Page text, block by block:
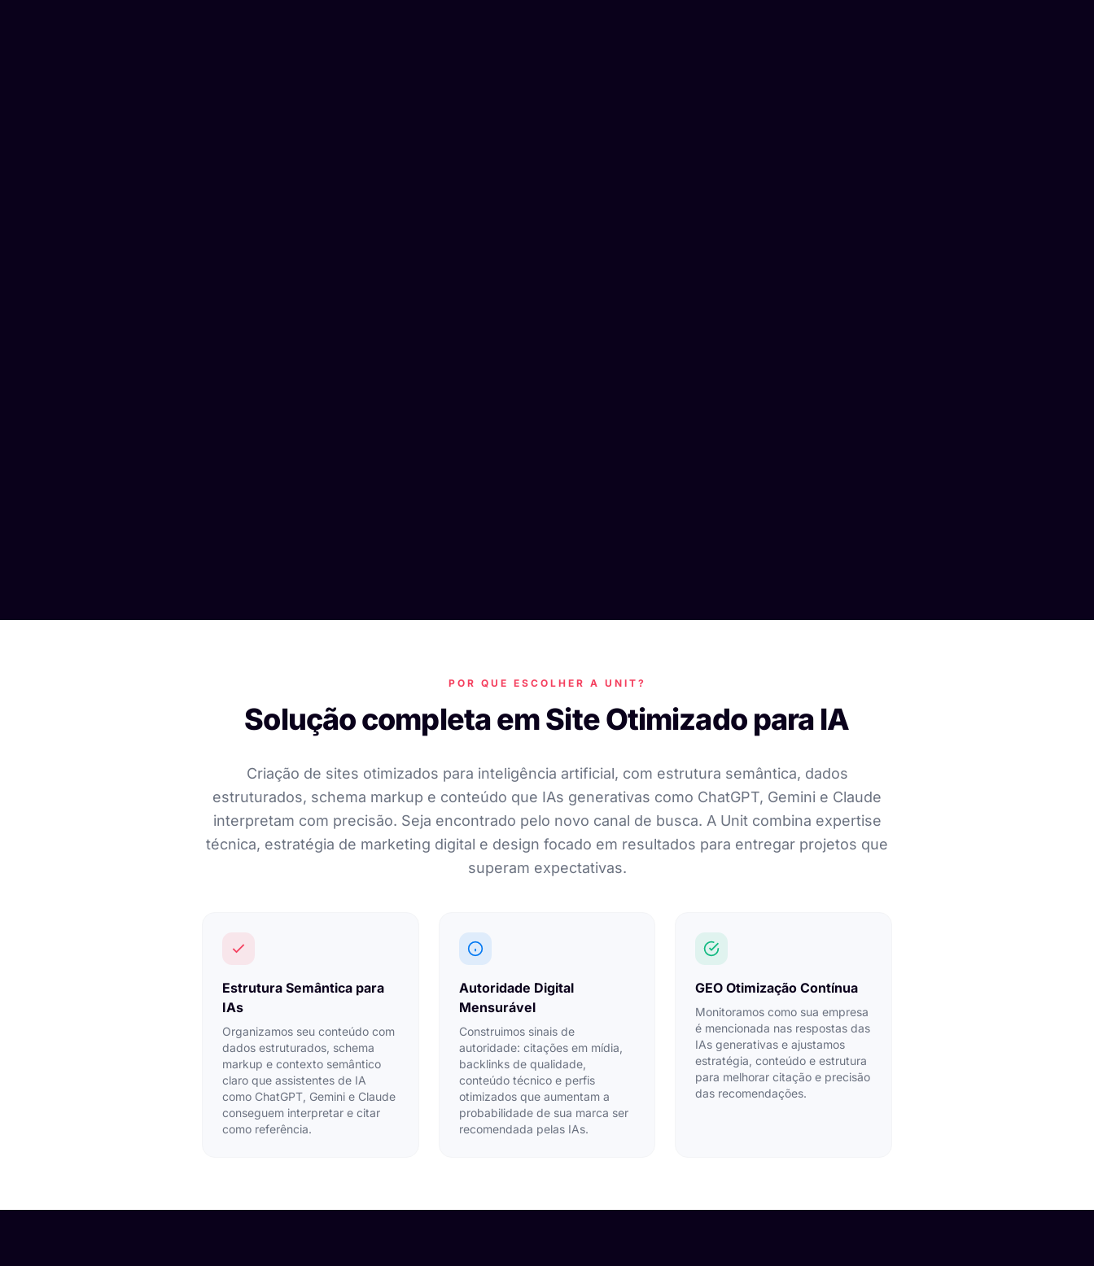
POR QUE ESCOLHER A UNIT?
Solução completa em Site Otimizado para IA
Criação de sites otimizados para inteligência artificial, com estrutura semântica, dados
estruturados, schema markup e conteúdo que IAs generativas como ChatGPT, Gemini e Claude
interpretam com precisão. Seja encontrado pelo novo canal de busca. A Unit combina expertise
técnica, estratégia de marketing digital e design focado em resultados para entregar projetos que
superam expectativas.
Estrutura Semântica para
IAs
Organizamos seu conteúdo com
dados estruturados, schema
markup e contexto semântico
claro que assistentes de IA
como ChatGPT, Gemini e Claude
conseguem interpretar e citar
como referência.
Autoridade Digital
Mensurável
Construimos sinais de
autoridade: citações em mídia,
backlinks de qualidade,
conteúdo técnico e perfis
otimizados que aumentam a
probabilidade de sua marca ser
recomendada pelas IAs.
GEO Otimização Contínua
Monitoramos como sua empresa
é mencionada nas respostas das
IAs generativas e ajustamos
estratégia, conteúdo e estrutura
para melhorar citação e precisão
das recomendações.